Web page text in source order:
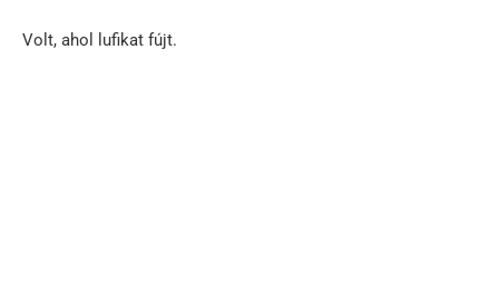
Volt, ahol lufikat fújt.